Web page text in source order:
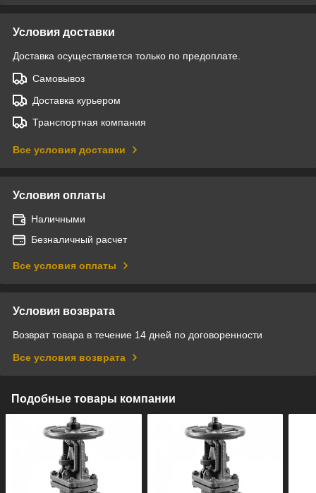
Условия доставки
Доставка осуществляется только по предоплате.
Самовывоз
Доставка курьером
Транспортная компания
Все условия доставки
Условия оплаты
Наличными
Безналичный расчет
Все условия оплаты
Условия возврата
Возврат товара в течение 14 дней по договоренности
Все условия возврата
Подобные товары компании